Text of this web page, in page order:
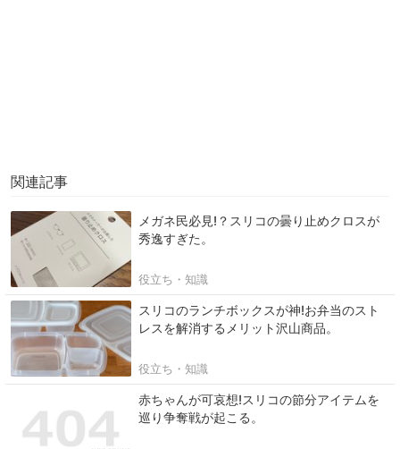
関連記事
メガネ民必見!？スリコの曇り止めクロスが
秀逸すぎた。
役立ち・知識
スリコのランチボックスが神!お弁当のスト
レスを解消するメリット沢山商品。
役立ち・知識
赤ちゃんが可哀想!スリコの節分アイテムを
巡り争奪戦が起こる。